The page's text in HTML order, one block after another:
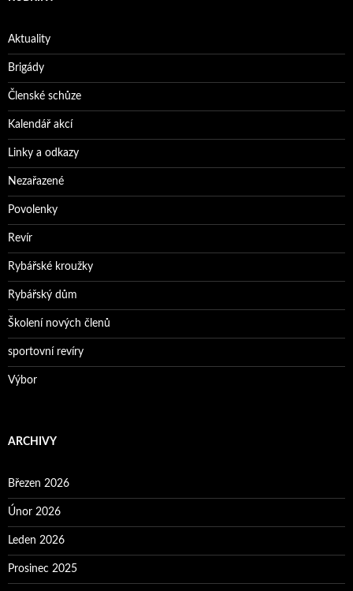
Aktuality
Brigády
Členské schůze
Kalendář akcí
Linky a odkazy
Nezařazené
Povolenky
Revír
Rybářské kroužky
Rybářský dům
Školení nových členů
sportovní revíry
Výbor
ARCHIVY
Březen 2026
Únor 2026
Leden 2026
Prosinec 2025